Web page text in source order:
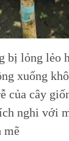
lỏng lẻo
xuống
của cây
nghi với
mẽ